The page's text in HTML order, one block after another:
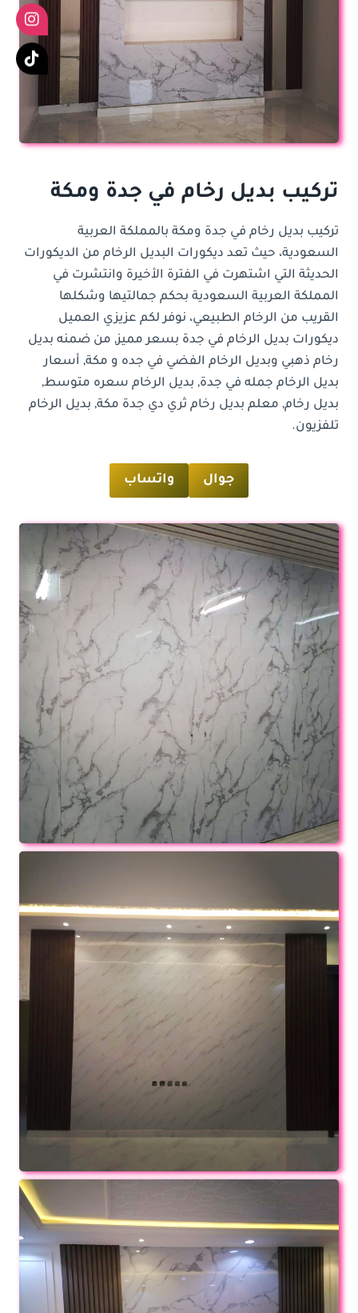
تركيب بديل رخام في جدة ومكة
تركيب بديل رخام في جدة ومكة بالمملكة العربية
السعودية، حيث تعد ديكورات البديل الرخام من الديكورات
الحديثة التي اشتهرت في الفترة الأخيرة وانتشرت في
المملكة العربية السعودية بحكم جمالتيها وشكلها
القريب من الرخام الطبيعي، نوفر لكم عزيزي العميل
ديكورات بديل الرخام في جدة بسعر مميز, من ضمنه بديل
رخام ذهبي وبديل الرخام الفضي في جده و مكة, أسعار
بديل الرخام جمله في جدة, بديل الرخام سعره متوسط,
بديل رخام, معلم بديل رخام ثري دي جدة مكة, بديل الرخام
تلفزيون.
جوال واتساب